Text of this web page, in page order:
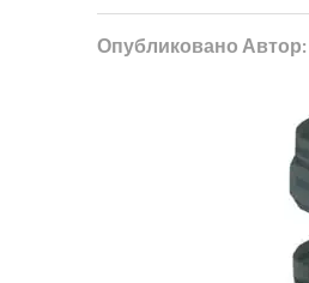
Опубликовано Автор: